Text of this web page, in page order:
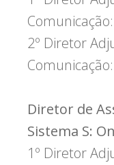
2º Diretor
Diretor de
Sistema S:
1º Diretor